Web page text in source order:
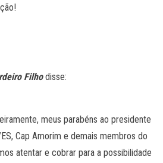
Filho disse:
meus parabéns ao presidente
Cap Amorim e demais membros do
atentar e cobrar para a possibilidade